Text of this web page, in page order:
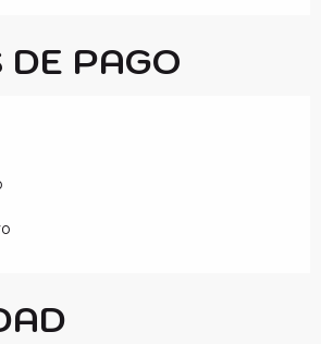
DE PAGO